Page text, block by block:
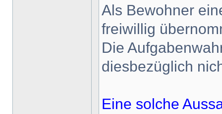
Als Bewohner
freiwillig
Die
diesbezüglich
Eine solche